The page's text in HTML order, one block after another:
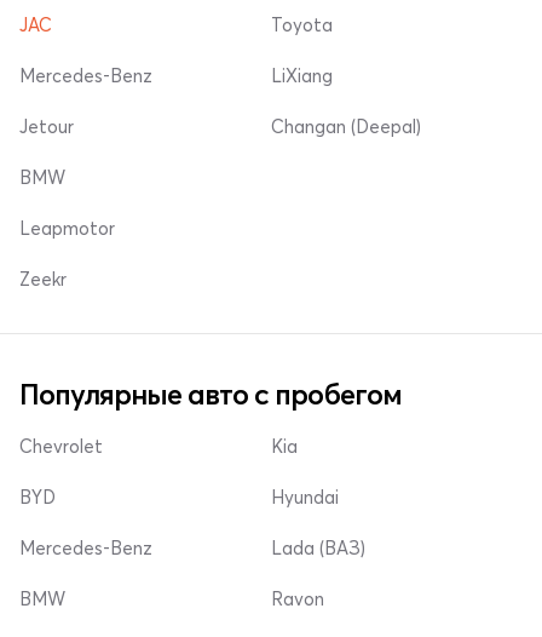
JAC
Mercedes-Benz
Jetour
Toyota
LiXiang
Changan (Deepal)
BMW
Leapmotor
Zeekr
Популярные авто с пробегом
Chevrolet
BYD
Mercedes-Benz
Kia
Hyundai
Lada (ВАЗ)
BMW Ravon